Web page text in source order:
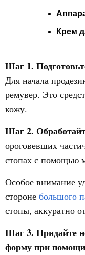
Крем
Шаг 1.
Для начала
ремувер. Это
кожу.
Шаг 2.
ороговевших
стопах с помощью
Особое внимание
стороне большого
стопы, аккуратно
Шаг 3. Придайте
форму при